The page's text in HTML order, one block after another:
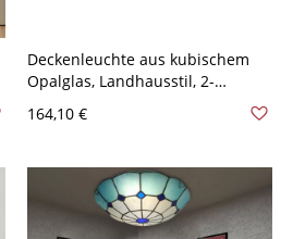
Deckenleuchte aus kubischem
Opalglas, Landhausstil, 2-
flammig, Schlafzimmer, bündig
montiert, Messing
164,10 €